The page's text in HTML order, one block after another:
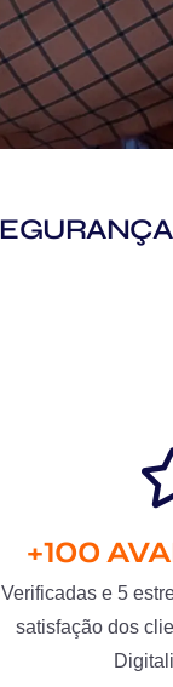
+100
Verificadas e 5
satisfação dos